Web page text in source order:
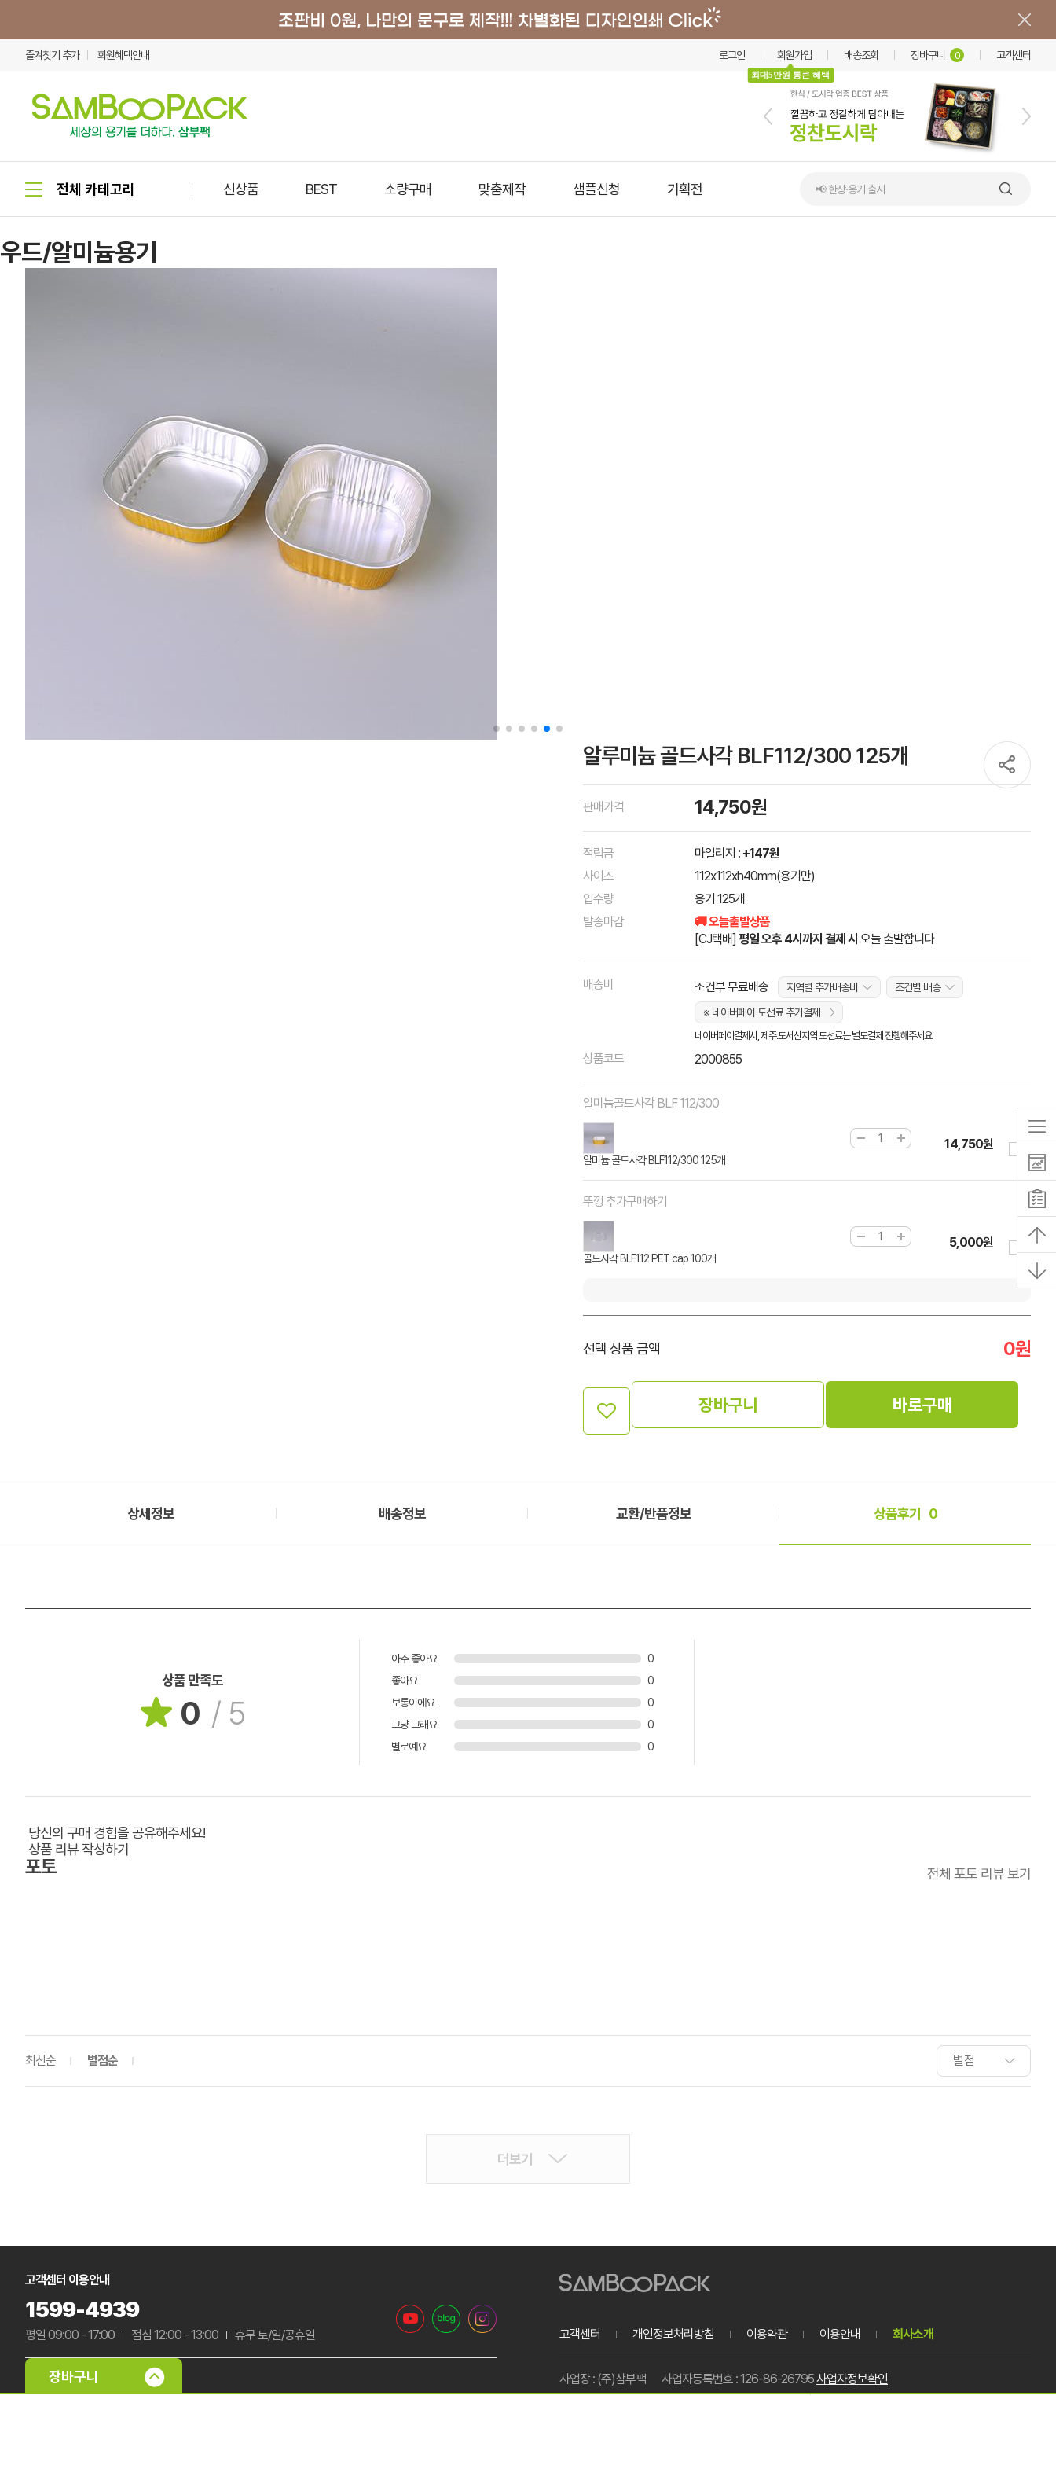
즐겨찾기 추가 회원혜택안내 로그인 회원가입
최대5만원 통큰 혜택
배송조회 장바구니 0 고객센터
신상품 BEST 소량구매 맞춤제작 샘플신청 기획전 📢 한상·옹기 출시
우드/알미늄용기
알루미늄 골드사각 BLF112/300 125개
판매가격 14,750원
적립금 마일리지 : +147원
사이즈
112x112xh40mm(용기만)
입수량
용기 125개
발송마감
🚚 오늘출발상품
[CJ택배] 평일 오후 4시까지 결제 시 오늘 출발합니다
배송비 조건부 무료배송 지역별 추가배송비
조건별 배송
※ 네이버페이 도선료 추가결제
네이버페이결제시, 제주.도서산지역 도선료는 별도결제 진행해주세요
상품코드 2000855
알미늄골드사각 BLF 112/300
알미늄 골드사각 BLF112/300 125개
14,750원
뚜껑 추가구매하기
골드사각 BLF112 PET cap 100개
5,000원
선택 상품 금액 0원
장바구니 바로구매
상세정보 배송정보 교환/반품정보 상품후기 0
상품 만족도
0 / 5
아주 좋아요
0
좋아요
0
보통이에요
0
그냥 그래요
0
별로예요
0
당신의 구매 경험을 공유해주세요!
상품 리뷰 작성하기
포토 전체 포토 리뷰 보기
최신순 별점순
더보기
고객센터 이용안내
1599-4939
평일 09:00 - 17:00 점심 12:00 - 13:00 휴무 토/일/공휴일
입금계좌 정보
국민은행 322901-04-045937
농협은행 301-0117-1048-91
우리은행 1005-801-612277
고객센터 개인정보처리방침 이용약관 이용안내 회사소개
사업장 : (주)삼부팩 사업자등록번호 : 126-86-26795사업자정보확인
고객센터 : 1599-4939
팩스번호 : 0303-3449-4939
메일 : samboopack@naver.com